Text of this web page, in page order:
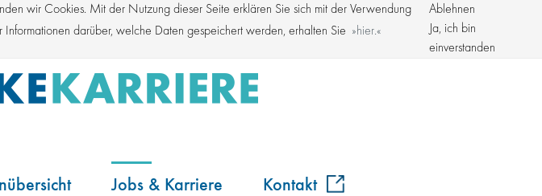
wir Cookies. Mit der Nutzung dieser Seite erklären Sie sich mit der Verwendung
darüber, welche Daten gespeichert werden, erhalten Sie
hier.
Ablehnen
Ja, ich bin
einverstanden
Kroschke Gruppe
Jobs & Karriere Kontakt